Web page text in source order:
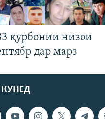
қурбонии низои
дар марз
КУНЕД